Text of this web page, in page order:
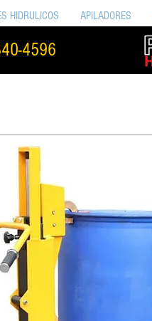
HIDRULICOS APILADORES
4596